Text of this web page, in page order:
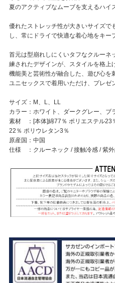
夏のアクティブなムーブを支えるハイ
優れたストレッチ性が大きいサイズで
し、常にドライで快適な着心地をキー
首元は型崩れしにくいタフなクルーネ
練されたデザインが、スタイルを格上
機能美と芸術性が融合した、遊び心を
ユニセックスで着用いただけ、プレゼ
サイズ：M、L、LL
カラー：ホワイト、ダークグレー、ブ
素材 ：[本体]綿77％ ポリエステル23
22％ ポリウレタン3％
原産国：中国
仕様 ：クルーネック / 接触冷感 / 紫